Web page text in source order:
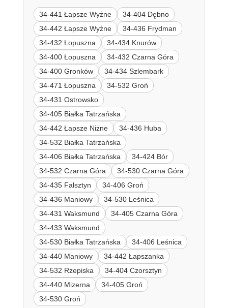
34-441 Łapsze Wyżne
34-404 Dębno
34-442 Łapsze Wyżne
34-436 Frydman
34-432 Łopuszna
34-434 Knurów
34-400 Łopuszna
34-432 Czarna Góra
34-400 Gronków
34-434 Szlembark
34-471 Łopuszna
34-532 Groń
34-431 Ostrowsko
34-405 Białka Tatrzańska
34-442 Łapsze Niżne
34-436 Huba
34-532 Białka Tatrzańska
34-406 Białka Tatrzańska
34-424 Bór
34-532 Czarna Góra
34-530 Czarna Góra
34-435 Falsztyn
34-406 Groń
34-436 Maniowy
34-530 Leśnica
34-431 Waksmund
34-405 Czarna Góra
34-433 Waksmund
34-530 Białka Tatrzańska
34-406 Leśnica
34-440 Maniowy
34-442 Łapszanka
34-532 Rzepiska
34-404 Czorsztyn
34-440 Mizerna
34-405 Groń
34-530 Groń